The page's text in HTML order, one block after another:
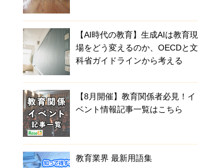
【AI時代の教育】生成AIは教育現
場をどう変えるのか、OECDと文
科省ガイドラインから考える
【8月開催】教育関係者必見！イ
ベント情報記事一覧はこちら
教育業界 最新用語集